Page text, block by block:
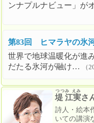
ンナプルナビュー」が
第83回 ヒマラヤの氷
世界で地球温暖化が進
だたる氷河が融け…
（
堤 江実
つつみ えみ
さ
詩人・絵本
いての講演